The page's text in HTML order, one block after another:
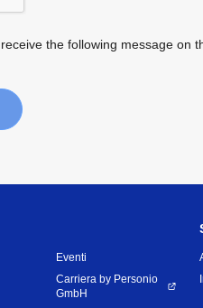
the following message
Eventi
Carriera by Personio
GmbH